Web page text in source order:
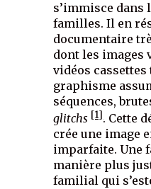
s’immisce dans
familles. Il en
documentaire
dont les images
vidéos
graphisme
séquences,
glitchs [1]. Cette
crée une image
imparfaite. Une
manière plus
familial qui